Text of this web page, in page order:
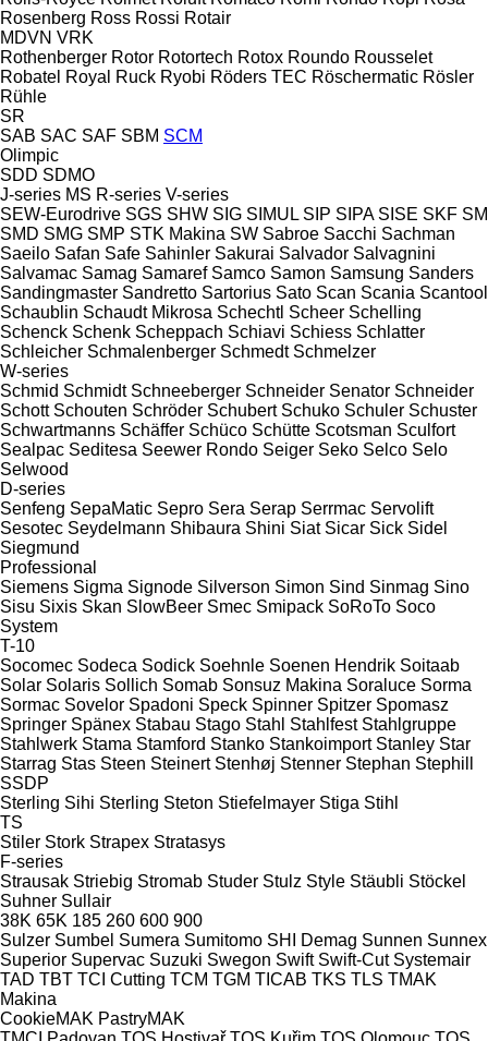
Rosenberg Ross Rossi Rotair
MDVN VRK
Rothenberger Rotor Rotortech Rotox Roundo Rousselet
Robatel Royal Ruck Ryobi Röders TEC Röschermatic Rösler
Rühle
SR
SAB SAC SAF SBM SCM
Olimpic
SDD SDMO
J-series MS R-series V-series
SEW-Eurodrive SGS SHW SIG SIMUL SIP SIPA SISE SKF SM
SMD SMG SMP STK Makina SW Sabroe Sacchi Sachman
Saeilo Safan Safe Sahinler Sakurai Salvador Salvagnini
Salvamac Samag Samaref Samco Samon Samsung Sanders
Sandingmaster Sandretto Sartorius Sato Scan Scania Scantool
Schaublin Schaudt Mikrosa Schechtl Scheer Schelling
Schenck Schenk Scheppach Schiavi Schiess Schlatter
Schleicher Schmalenberger Schmedt Schmelzer
W-series
Schmid Schmidt Schneeberger Schneider Senator Schneider
Schott Schouten Schröder Schubert Schuko Schuler Schuster
Schwartmanns Schäffer Schüco Schütte Scotsman Sculfort
Sealpac Seditesa Seewer Rondo Seiger Seko Selco Selo
Selwood
D-series
Senfeng SepaMatic Sepro Sera Serap Serrmac Servolift
Sesotec Seydelmann Shibaura Shini Siat Sicar Sick Sidel
Siegmund
Professional
Siemens Sigma Signode Silverson Simon Sind Sinmag Sino
Sisu Sixis Skan SlowBeer Smec Smipack SoRoTo Soco
System
T-10
Socomec Sodeca Sodick Soehnle Soenen Hendrik Soitaab
Solar Solaris Sollich Somab Sonsuz Makina Soraluce Sorma
Sormac Sovelor Spadoni Speck Spinner Spitzer Spomasz
Springer Spänex Stabau Stago Stahl Stahlfest Stahlgruppe
Stahlwerk Stama Stamford Stanko Stankoimport Stanley Star
Starrag Stas Steen Steinert Stenhøj Stenner Stephan Stephill
SSDP
Sterling Sihi Sterling Steton Stiefelmayer Stiga Stihl
TS
Stiler Stork Strapex Stratasys
F-series
Strausak Striebig Stromab Studer Stulz Style Stäubli Stöckel
Suhner Sullair
38K 65K 185 260 600 900
Sulzer Sumbel Sumera Sumitomo SHI Demag Sunnen Sunnex
Superior Supervac Suzuki Swegon Swift Swift-Cut Systemair
TAD TBT TCI Cutting TCM TGM TICAB TKS TLS TMAK
Makina
CookieMAK PastryMAK